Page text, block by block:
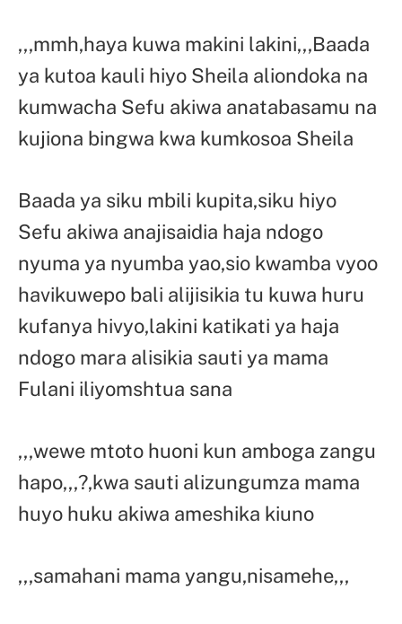
,,,mmh,haya kuwa makini lakini,,,Baada
ya kutoa kauli hiyo Sheila aliondoka na
kumwacha Sefu akiwa anatabasamu na
kujiona bingwa kwa kumkosoa Sheila
Baada ya siku mbili kupita,siku hiyo
Sefu akiwa anajisaidia haja ndogo
nyuma ya nyumba yao,sio kwamba vyoo
havikuwepo bali alijisikia tu kuwa huru
kufanya hivyo,lakini katikati ya haja
ndogo mara alisikia sauti ya mama
Fulani iliyomshtua sana
,,,wewe mtoto huoni kun amboga zangu
hapo,,,?,kwa sauti alizungumza mama
huyo huku akiwa ameshika kiuno
,,,samahani mama yangu,nisamehe,,,